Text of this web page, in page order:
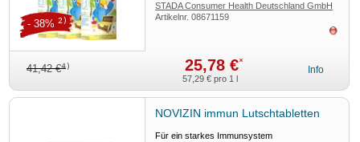
STADA Consumer Health Deutschland GmbH
Artikelnr.08671159
41,42 €4) 25,78 €*
- 38% 2)
57,29 € pro 1 l
Info
NOVIZIN immun Lutschtabletten
Für ein starkes Immunsystem